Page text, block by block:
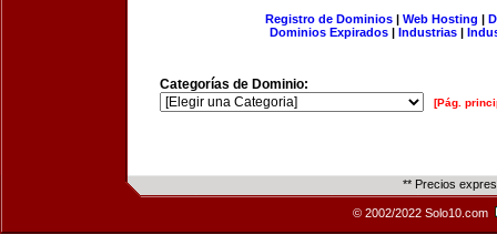
Registro de Dominios| Web Hosting |
Dominios Expirados | Industrias |
Categorías de Dominio:
[Pág.
** Precios
© 2002/2022 Solo10.com